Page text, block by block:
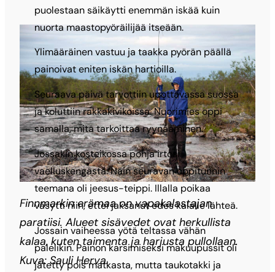
puolestaan säikäytti enemmän iskää kuin
nuorta maastopyöräilijää itseään.
Ylimääräinen vastuu ja taakka pyörän päällä
painoivat eniten iskän hartioilla.
Seuraava päivä tarvottiin upottavassa suossa
ja koluttiin rakkakivikoissa. Nuorimies oppi
samalla, mitä tarkoittaa ryynääminen.
Jossakin kosteikossa pohja irtosi
vaelluskengästä. Näin seuravan oppitunnin
teemana oli jeesus-teippi. Illalla poikaa
väsytti niin, ettei jaksanut edes kalalle lähteä.
Jossain vaiheessa yötä teltassa vähän
palelikin. Painon karsimiseksi makuupussit oli
jätetty pois matkasta, mutta taukotakki ja
Finnmarkin erämaa on vapakalastajan
paratiisi. Alueet sisävedet ovat herkullista
kalaa, kuten taimenta ja harjusta pullollaan.
Kuva: Sauli Herva.